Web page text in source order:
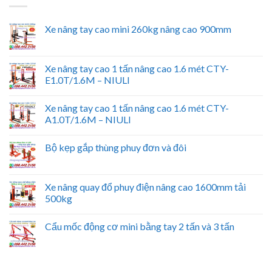
Xe nâng tay cao mini 260kg nâng cao 900mm
Xe nâng tay cao 1 tấn nâng cao 1.6 mét CTY-
E1.0T/1.6M – NIULI
Xe nâng tay cao 1 tấn nâng cao 1.6 mét CTY-
A1.0T/1.6M – NIULI
Bộ kẹp gắp thùng phuy đơn và đôi
Xe nâng quay đổ phuy điện nâng cao 1600mm tải
500kg
Cẩu mốc động cơ mini bằng tay 2 tấn và 3 tấn